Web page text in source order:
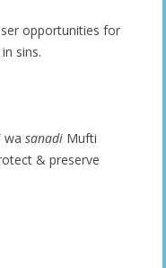
opportunities for
sins.
wa sanadi Mufti
& preserve